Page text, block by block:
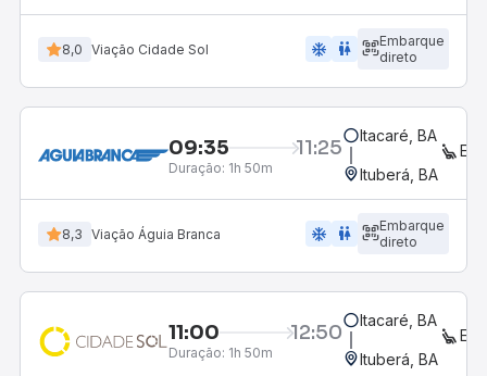
8,0 Viação Cidade Sol ac_unit wc
Embarque
direto
09:35 11:25
Duração: 1h 50m
Itacaré, BA
Ituberá, BA
8,3 Viação Águia Branca ac_unit wc
Embarque
direto
11:00 12:50
Duração: 1h 50m
Itacaré, BA
Ituberá, BA